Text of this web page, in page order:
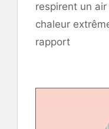
respirent un
chaleur
rapport